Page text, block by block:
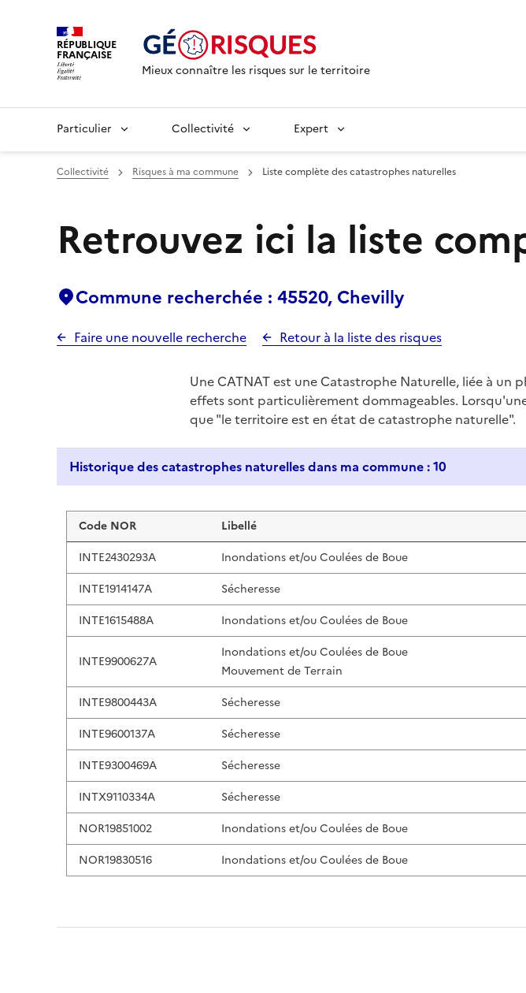
RÉPUBLIQUE
FRANÇAISE
Mieux connaître les risques sur le territoire
Particulier Collectivité Expert
Collectivité Risques à ma commune Liste complète des catastrophes naturelles
Retrouvez ici la liste
Commune recherchée : 45520, Chevilly
Faire une nouvelle recherche Retour à la liste des risques
Une CATNAT est une Catastrophe Naturelle, liée à
effets sont particulièrement dommageables.
que "le territoire est en état de catastrophe naturelle".
Historique des catastrophes naturelles dans ma commune : 10
Liste de résultats
Code NOR Libellé
INTE2430293A
Inondations et/ou Coulées de Boue
INTE1914147A
Sécheresse
INTE1615488A
Inondations et/ou Coulées de Boue
INTE9900627A
Inondations et/ou Coulées de Boue
Mouvement de Terrain
INTE9800443A Sécheresse
INTE9600137A
Sécheresse
INTE9300469A
Sécheresse
INTX9110334A
Sécheresse
NOR19851002
Inondations et/ou Coulées de Boue
NOR19830516
Inondations et/ou Coulées de Boue